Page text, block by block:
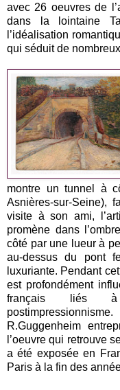
avec 26 oeuvres de
dans la lointaine
l’idéalisation
qui séduit de
montre un tunnel à
Asnières-sur-Seine),
visite à son ami,
promène dans
côté par une lueur à
au-dessus du pont
luxuriante. Pendant
est profondément
français liés à
R.Guggenheim
l’oeuvre qui retrouve
a été exposée en
Paris à la fin des